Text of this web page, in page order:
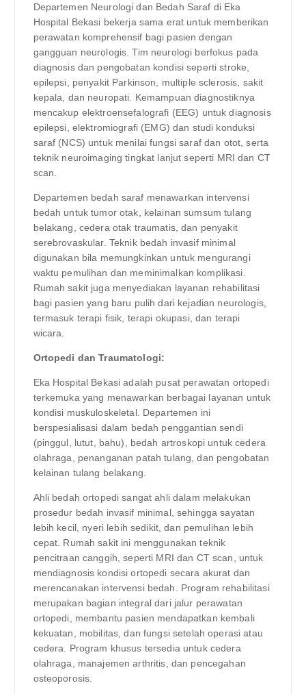
Departemen Neurologi dan Bedah Saraf di Eka
Hospital Bekasi bekerja sama erat untuk memberikan
perawatan komprehensif bagi pasien dengan
gangguan neurologis. Tim neurologi berfokus pada
diagnosis dan pengobatan kondisi seperti stroke,
epilepsi, penyakit Parkinson, multiple sclerosis, sakit
kepala, dan neuropati. Kemampuan diagnostiknya
mencakup elektroensefalografi (EEG) untuk diagnosis
epilepsi, elektromiografi (EMG) dan studi konduksi
saraf (NCS) untuk menilai fungsi saraf dan otot, serta
teknik neuroimaging tingkat lanjut seperti MRI dan CT
scan.
Departemen bedah saraf menawarkan intervensi
bedah untuk tumor otak, kelainan sumsum tulang
belakang, cedera otak traumatis, dan penyakit
serebrovaskular. Teknik bedah invasif minimal
digunakan bila memungkinkan untuk mengurangi
waktu pemulihan dan meminimalkan komplikasi.
Rumah sakit juga menyediakan layanan rehabilitasi
bagi pasien yang baru pulih dari kejadian neurologis,
termasuk terapi fisik, terapi okupasi, dan terapi
wicara.
Ortopedi dan Traumatologi:
Eka Hospital Bekasi adalah pusat perawatan ortopedi
terkemuka yang menawarkan berbagai layanan untuk
kondisi muskuloskeletal. Departemen ini
berspesialisasi dalam bedah penggantian sendi
(pinggul, lutut, bahu), bedah artroskopi untuk cedera
olahraga, penanganan patah tulang, dan pengobatan
kelainan tulang belakang.
Ahli bedah ortopedi sangat ahli dalam melakukan
prosedur bedah invasif minimal, sehingga sayatan
lebih kecil, nyeri lebih sedikit, dan pemulihan lebih
cepat. Rumah sakit ini menggunakan teknik
pencitraan canggih, seperti MRI dan CT scan, untuk
mendiagnosis kondisi ortopedi secara akurat dan
merencanakan intervensi bedah. Program rehabilitasi
merupakan bagian integral dari jalur perawatan
ortopedi, membantu pasien mendapatkan kembali
kekuatan, mobilitas, dan fungsi setelah operasi atau
cedera. Program khusus tersedia untuk cedera
olahraga, manajemen arthritis, dan pencegahan
osteoporosis.